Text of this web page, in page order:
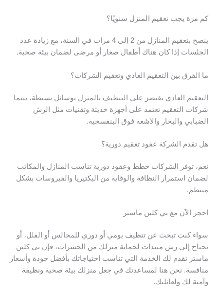
كم مرة يجب تعقيم المنزل سنويًا؟
ينصح بتعقيم المنازل من 2 إلى 4 مرات في السنة، مع زيادة عدد
الجلسات إذا كان هناك أطفال صغار أو مرضى لضمان بيئة صحية.
ما الفرق بين التعقيم العادي وتعقيم الشركات؟
التعقيم العادي يقتصر على التنظيف بالمنزل بوسائل بسيطة، بينما
شركات التعقيم تعتمد على أجهزة حديثة وتقنيات مثل الرش
الضبابي والبخار والأشعة فوق البنفسجية.
هل تقدم الشركة عقود تعقيم دورية؟
نعم، توفر الشركات خطط وعقود دورية تناسب المنازل والمكاتب
لضمان استمرار النظافة والوقاية من البكتيريا والفيروسات بشكل
منتظم.
احجز الآن مع بي كلين ماستر
سواء كنت تبحث عن تنظيف يومي أو دوري للمجالس أو الفلل، أو
تحتاج إلى رش مبيدات لحماية منزلك من الحشرات، فإن بي كلين
ماستر تقدم لك الخدمة التي تناسب احتياجاتك بأفضل جودة وأسعار
منافسة. نحن هنا لمساعدتك في جعل منزلك بيئة صحية ونظيفة
وآمنة لك ولعائلتك.